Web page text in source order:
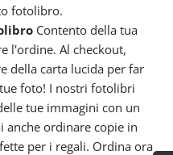
fotolibro.
Contento della tua
l'ordine. Al checkout,
della carta lucida per far
foto! I nostri fotolibri
tue immagini con un
anche ordinare copie in
per i regali. Ordina ora